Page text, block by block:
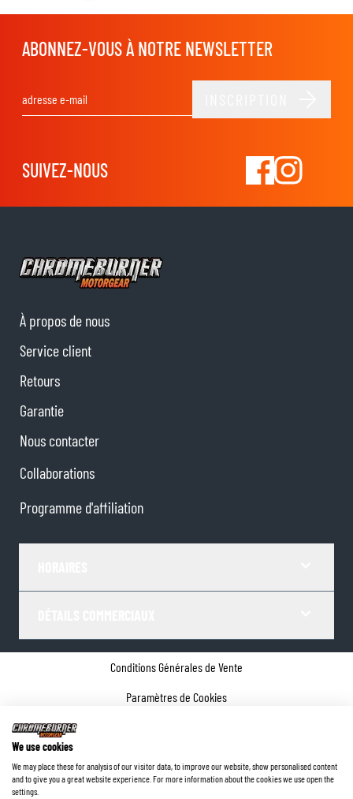
ABONNEZ-VOUS À NOTRE NEWSLETTER
SUIVEZ-NOUS
À propos de nous
Service client
Retours
Garantie
Nous contacter
Collaborations
Programme d'affiliation
Conditions Générales de Vente
Paramètres de Cookies
©2026ChromeBurner - Tous droits réservés.
We use cookies
We may place these for analysis of our visitor data, to improve our website, show personalised content
and to give you a great website experience. For more information about the cookies we use open the
settings.